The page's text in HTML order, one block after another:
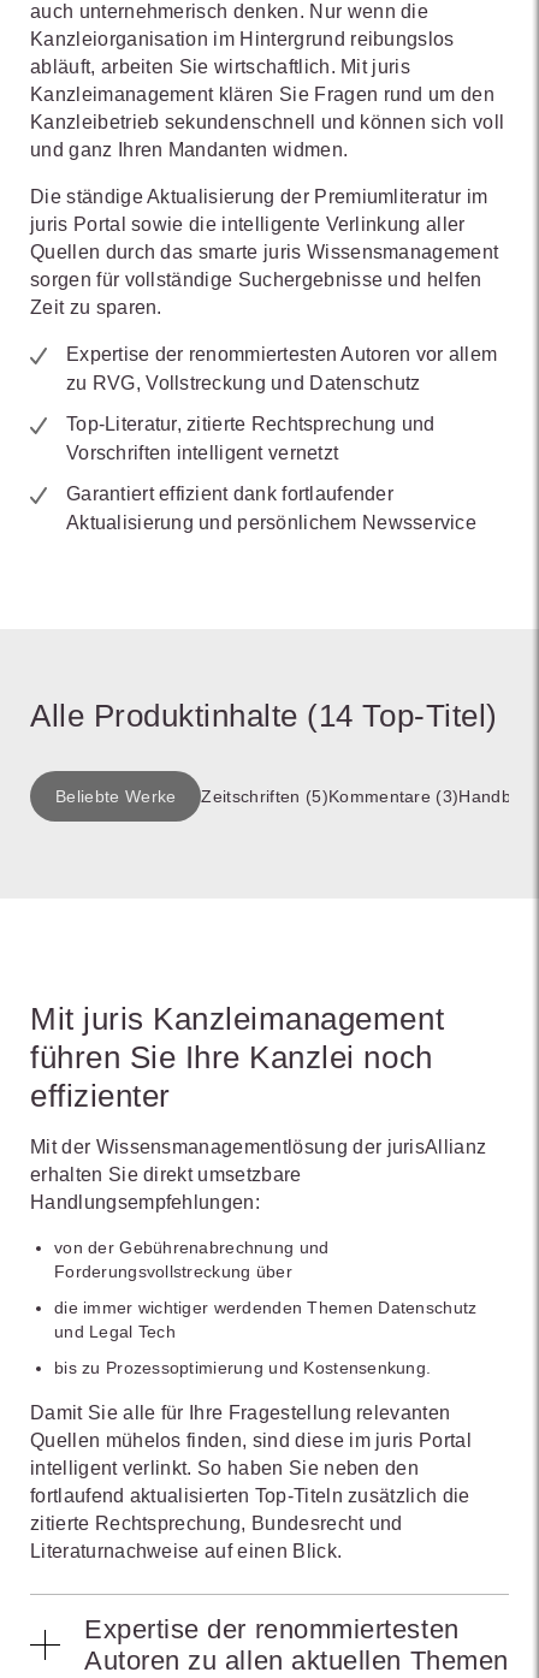
auch unternehmerisch denken. Nur wenn die
Kanzleiorganisation im Hintergrund reibungslos
abläuft, arbeiten Sie wirtschaftlich. Mit juris
Kanzleimanagement klären Sie Fragen rund um den
Kanzleibetrieb sekundenschnell und können sich voll
und ganz Ihren Mandanten widmen.
Die ständige Aktualisierung der Premiumliteratur im
juris Portal sowie die intelligente Verlinkung aller
Quellen durch das smarte juris Wissensmanagement
sorgen für vollständige Suchergebnisse und helfen
Zeit zu sparen.
Expertise der renommiertesten Autoren vor allem
zu RVG, Vollstreckung und Datenschutz
Top-Literatur, zitierte Rechtsprechung und
Vorschriften intelligent vernetzt
Garantiert effizient dank fortlaufender
Aktualisierung und persönlichem Newsservice
Alle Produktinhalte (14 Top-Titel)
Beliebte Werke Zeitschriften (5)Kommentare (3)
Mit juris Kanzleimanagement
führen Sie Ihre Kanzlei noch
effizienter
Mit der Wissensmanagementlösung der jurisAllianz
erhalten Sie direkt umsetzbare
Handlungsempfehlungen:
von der Gebührenabrechnung und
Forderungsvollstreckung über
die immer wichtiger werdenden Themen Datenschutz
und Legal Tech
bis zu Prozessoptimierung und Kostensenkung.
Damit Sie alle für Ihre Fragestellung relevanten
Quellen mühelos finden, sind diese im juris Portal
intelligent verlinkt. So haben Sie neben den
fortlaufend aktualisierten Top-Titeln zusätzlich die
zitierte Rechtsprechung, Bundesrecht und
Literaturnachweise auf einen Blick.
Expertise der renommiertesten
Autoren zu allen aktuellen Themen